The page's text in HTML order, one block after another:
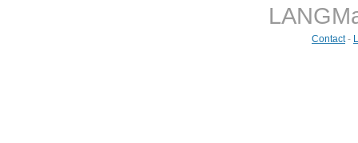
Contact-